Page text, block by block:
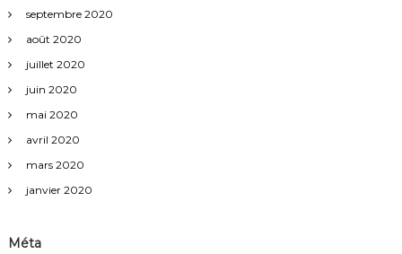
septembre 2020
août 2020
juillet 2020
juin 2020
mai 2020
avril 2020
mars 2020
janvier 2020
Méta